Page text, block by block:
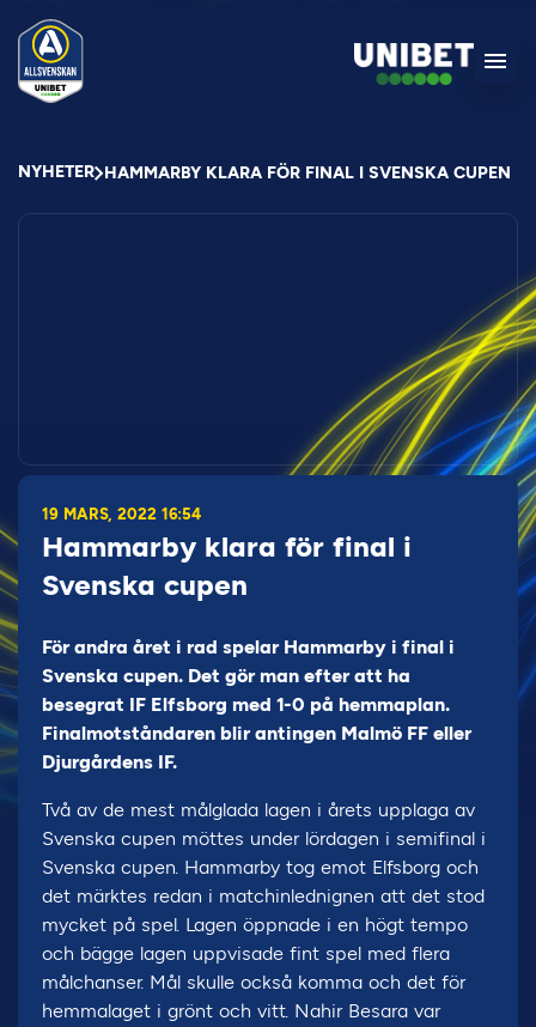
NYHETER HAMMARBY KLARA FÖR FINAL I SVENSKA CUPEN
19 MARS, 2022 16:54
Hammarby klara för final i
Svenska cupen
För andra året i rad spelar Hammarby i final i
Svenska cupen. Det gör man efter att ha
besegrat IF Elfsborg med 1-0 på hemmaplan.
Finalmotståndaren blir antingen Malmö FF eller
Djurgårdens IF.
Två av de mest målglada lagen i årets upplaga av
Svenska cupen möttes under lördagen i semifinal i
Svenska cupen. Hammarby tog emot Elfsborg och
det märktes redan i matchinlednignen att det stod
mycket på spel. Lagen öppnade i en högt tempo
och bägge lagen uppvisade fint spel med flera
målchanser. Mål skulle också komma och det för
hemmalaget i grönt och vitt. Nahir Besara var